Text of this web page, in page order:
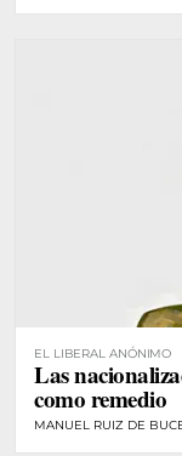
EL LIBERAL ANÓNIMO
Las
como remedio
MANUEL RUIZ DE